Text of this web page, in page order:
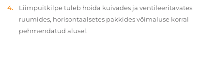
Liimpuitkilpe tuleb hoida kuivades ja ventileeritavates
ruumides, horisontaalsetes pakkides võimaluse korral
pehmendatud alusel.